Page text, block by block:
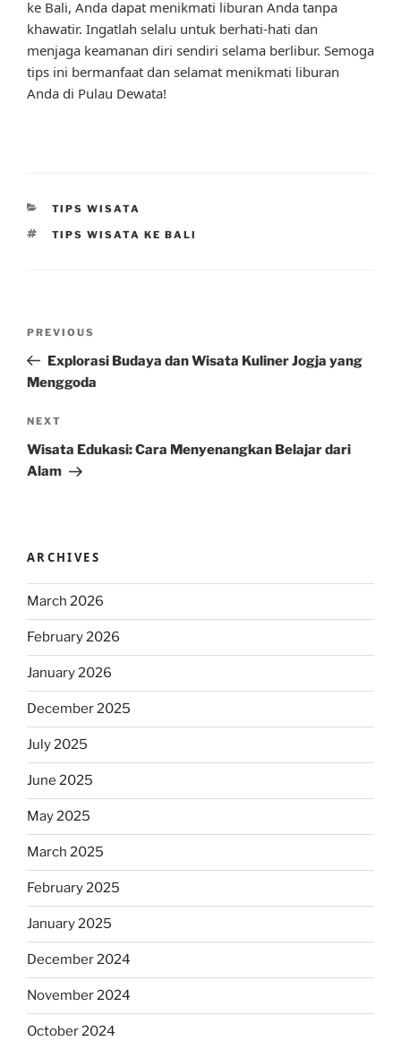
ke Bali, Anda dapat menikmati liburan Anda tanpa
khawatir. Ingatlah selalu untuk berhati-hati dan
menjaga keamanan diri sendiri selama berlibur. Semoga
tips ini bermanfaat dan selamat menikmati liburan
Anda di Pulau Dewata!
CATEGORIES
TIPS WISATA
TAGS
TIPS WISATA KE BALI
Previous
Post
PREVIOUS
Explorasi Budaya dan Wisata Kuliner Jogja yang
Menggoda
Next
Post
NEXT
Wisata Edukasi: Cara Menyenangkan Belajar dari
Alam
ARCHIVES
March 2026
February 2026
January 2026
December 2025
July 2025
June 2025
May 2025
March 2025
February 2025
January 2025
December 2024
November 2024
October 2024